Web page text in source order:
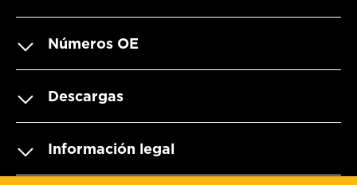
Números OE
Descargas
Información legal